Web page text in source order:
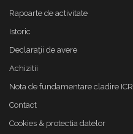
Rapoarte de activitate
Istoric
Declaraţii de avere
Achizitii
Nota de fundamentare cladire ICR
Contact
Cookies & protectia datelor